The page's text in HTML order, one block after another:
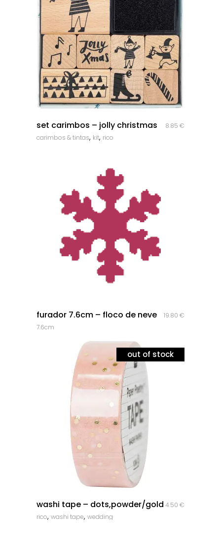
set carimbos – jolly christmas 8.85 €
carimbos & tintas, kit, rico
furador 7.6cm – floco de neve 19.80 €
7.6cm
out of stock
washi tape – dots,powder/gold 4.50 €
rico, washi tape, wedding